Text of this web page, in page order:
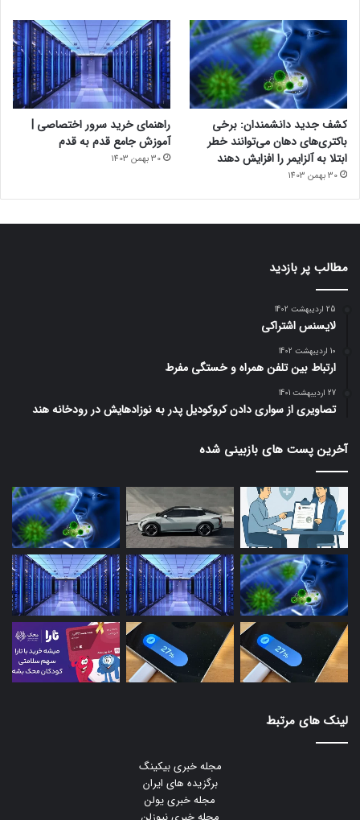
کشف جدید دانشمندان: برخی
باکتری‌های دهان می‌توانند خطر
ابتلا به آلزایمر را افزایش دهند
30 بهمن 1403
راهنمای خرید سرور اختصاصی |
آموزش جامع قدم به قدم
30 بهمن 1403
مطالب پر بازدید
25 اردیبهشت 1402
لایسنس اشتراکی
10 اردیبهشت 1402
ارتباط بین تلفن همراه و خستگی مفرط
27 اردیبهشت 1401
تصاویری از سواری دادن کروکودیل پدر به نوزادهایش در رودخانه هند
آخرین پست های بازبینی شده
لینک های مرتبط
مجله خبری بیکینگ
برگزیده های ایران
مجله خبری یولن